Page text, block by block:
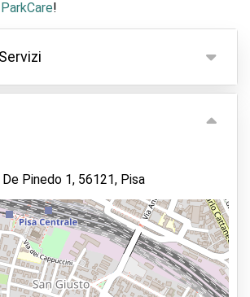
ParkCare!
& Servizi
coperto
chiavi
di sorveglianza
ricarica elettrica
di controllo
sicuro
Pinedo 1, 56121, Pisa
mappa